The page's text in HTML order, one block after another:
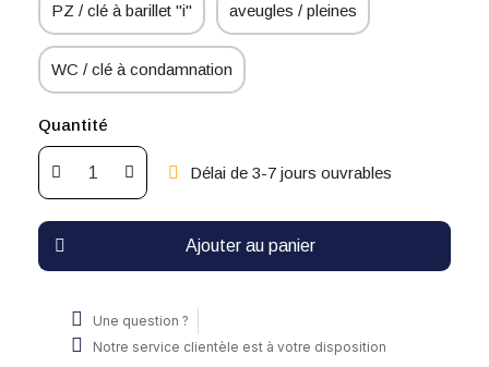
PZ / clé à barillet "i" aveugles / pleines
WC / clé à condamnation
Quantité
Délai de 3-7 jours ouvrables
Ajouter au panier
Une question ?
Notre service clientèle est à votre disposition